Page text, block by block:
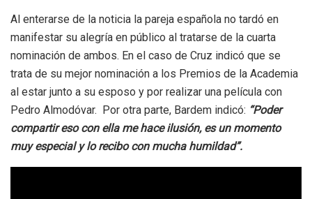
Al enterarse de la noticia la pareja española no tardó en
manifestar su alegría en público al tratarse de la cuarta
nominación de ambos. En el caso de Cruz indicó que se
trata de su mejor nominación a los Premios de la Academia
al estar junto a su esposo y por realizar una película con
Pedro Almodóvar. Por otra parte, Bardem indicó: “Poder
compartir eso con ella me hace ilusión, es un momento
muy especial y lo recibo con mucha humildad”.